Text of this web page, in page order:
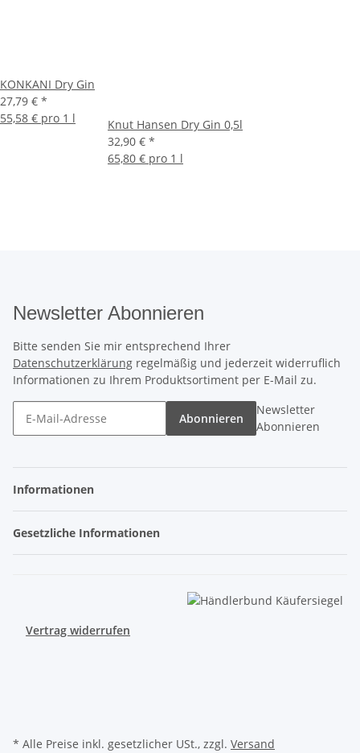
KONKANI Dry Gin
27,79 € *
55,58 € pro 1 l
Knut Hansen Dry Gin 0,5l
32,90 € *
65,80 € pro 1 l
Newsletter Abonnieren
Bitte senden Sie mir entsprechend Ihrer
Datenschutzerklärung regelmäßig und jederzeit widerruflich
Informationen zu Ihrem Produktsortiment per E-Mail zu.
Abonnieren
Newsletter
Abonnieren
Informationen
Gesetzliche Informationen
Vertrag widerrufen
* Alle Preise inkl. gesetzlicher USt., zzgl. Versand